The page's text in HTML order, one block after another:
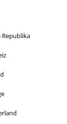
Republika